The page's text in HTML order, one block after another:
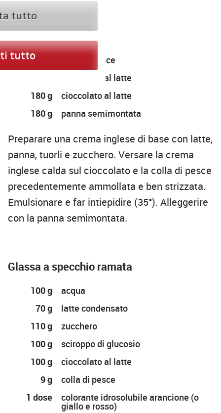
15 g
zucchero
colla di pesce
cioccolato al latte
180 g
cioccolato al latte
180 g
panna semimontata
Preparare una crema inglese di base con latte,
panna, tuorli e zucchero. Versare la crema
inglese calda sul cioccolato e la colla di pesce
precedentemente ammollata e ben strizzata.
Emulsionare e far intiepidire (35°). Alleggerire
con la panna semimontata.
Glassa a specchio ramata
100 g
acqua
70 g
latte condensato
110 g
zucchero
100 g
sciroppo di glucosio
100 g
cioccolato al latte
9 g
colla di pesce
1 dose
colorante idrosolubile arancione (o
giallo e rosso)
tutto
tutto